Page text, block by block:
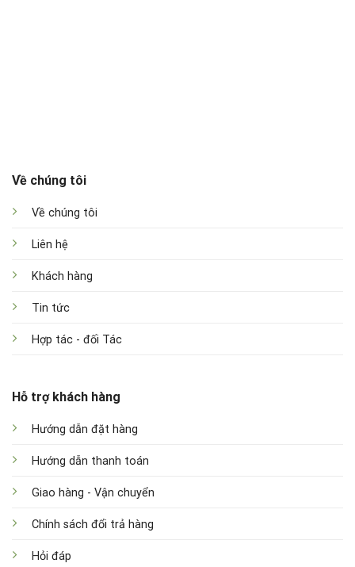
Về chúng tôi
Về chúng tôi
Liên hệ
Khách hàng
Tin tức
Hợp tác - đối Tác
Hỗ trợ khách hàng
Hướng dẫn đặt hàng
Hướng dẫn thanh toán
Giao hàng - Vận chuyển
Chính sách đổi trả hàng
Hỏi đáp